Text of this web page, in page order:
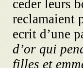
ceder leurs
reclamaient
ecrit d’une
d’or qui
filles et